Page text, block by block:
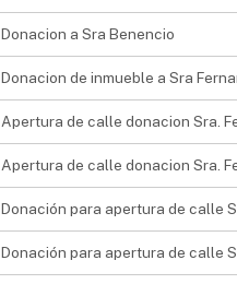
Donacion a Sra Benencio
Donacion de inmueble a Sra
Apertura de calle donacion Sra.
Apertura de calle donacion Sra.
Donación para apertura de calle
Donación para apertura de calle